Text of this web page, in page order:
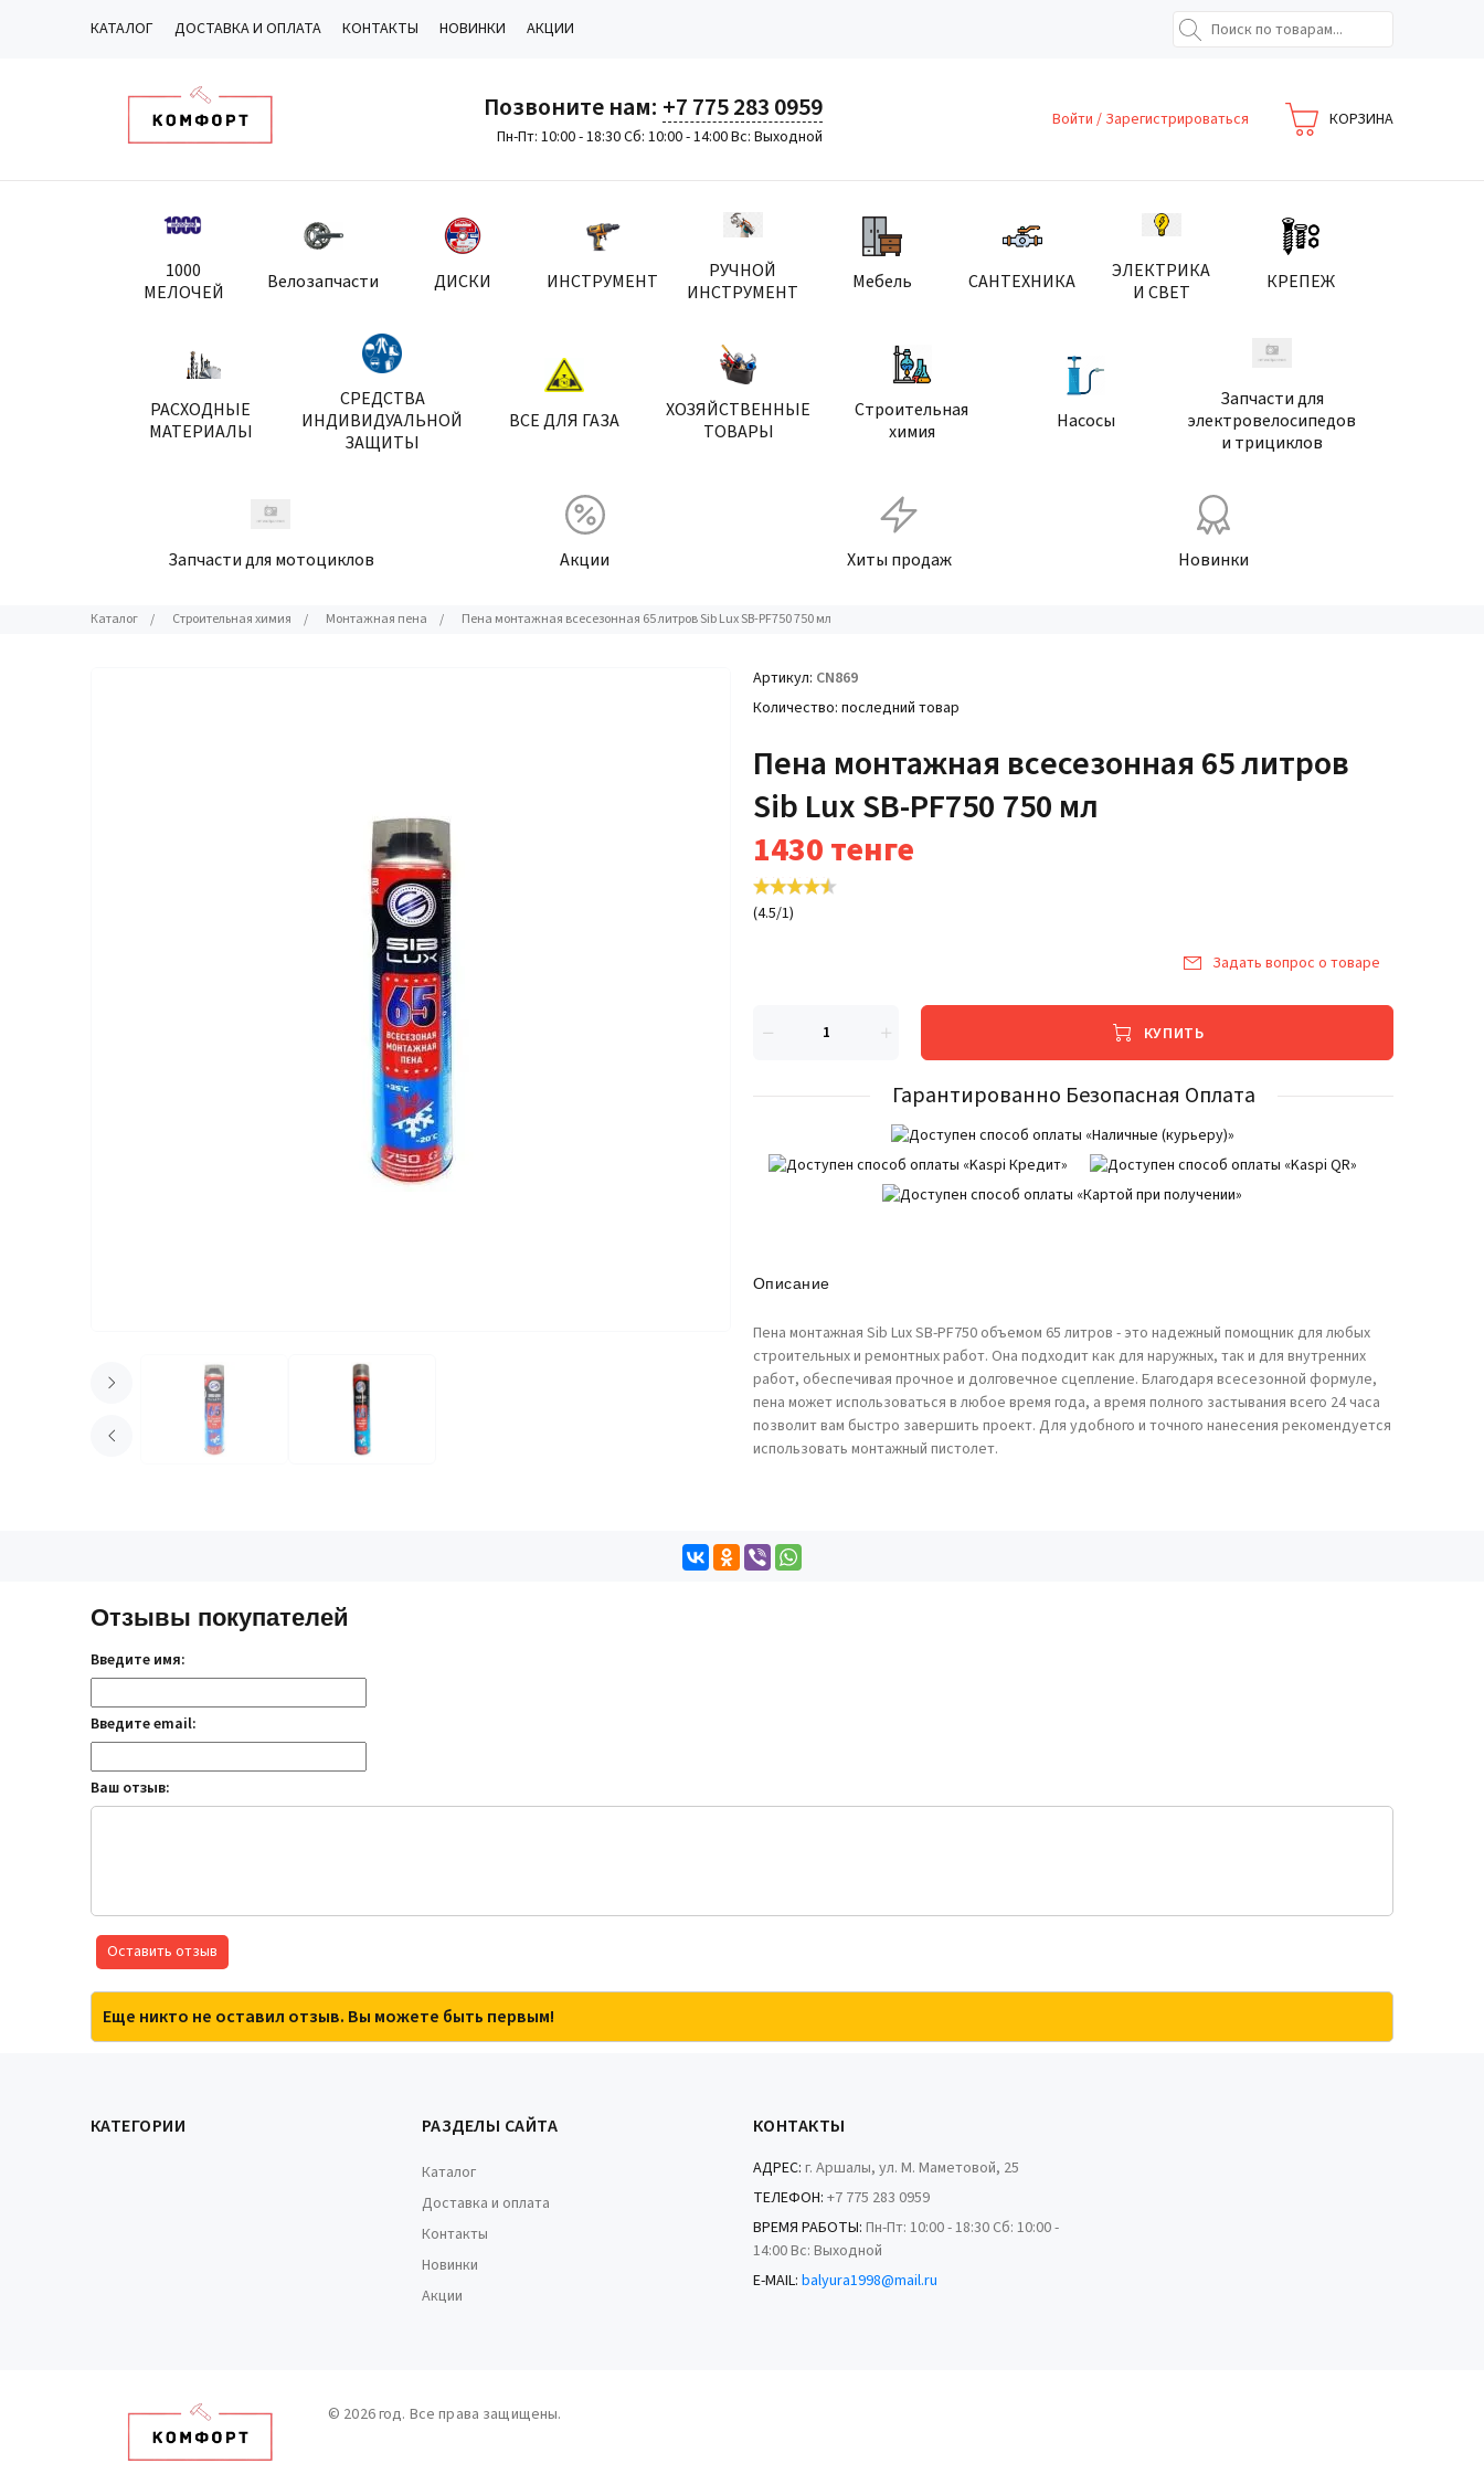
КАТАЛОГ ДОСТАВКА И ОПЛАТА КОНТАКТЫ НОВИНКИ АКЦИИ
Позвоните нам: +7 775 283 0959
Пн-Пт: 10:00 - 18:30 Сб: 10:00 - 14:00 Вс: Выходной
Войти / Зарегистрироваться КОРЗИНА
1000
МЕЛОЧЕЙ
Велозапчасти ДИСКИ ИНСТРУМЕНТ
РУЧНОЙ
ИНСТРУМЕНТ
Мебель САНТЕХНИКА
ЭЛЕКТРИКА
И СВЕТ
КРЕПЕЖ
РАСХОДНЫЕ
МАТЕРИАЛЫ
СРЕДСТВА
ИНДИВИДУАЛЬНОЙ
ЗАЩИТЫ
ВСЕ ДЛЯ ГАЗА
ХОЗЯЙСТВЕННЫЕ
ТОВАРЫ
Строительная
химия
Насосы
Запчасти для
электровелосипедов
и трициклов
Запчасти для мотоциклов Акции Хиты продаж Новинки
Каталог / Строительная химия / Монтажная пена / Пена монтажная всесезонная 65 литров Sib Lux SB-PF750 750 мл
Артикул CN869
Количество последний товар
Пена монтажная всесезонная 65 литров
Sib Lux SB-PF750 750 мл
1430тенге
(4.5/1)
Задать вопрос о товаре
КУПИТЬ
Гарантированно Безопасная Оплата
Описание
Пена монтажная Sib Lux SB-PF750 объемом 65 литров - это надежный помощник для любых
строительных и ремонтных работ. Она подходит как для наружных, так и для внутренних
работ, обеспечивая прочное и долговечное сцепление. Благодаря всесезонной формуле,
пена может использоваться в любое время года, а время полного застывания всего 24 часа
позволит вам быстро завершить проект. Для удобного и точного нанесения рекомендуется
использовать монтажный пистолет.
Отзывы покупателей
Введите имя:
Введите email:
Ваш отзыв:
Оставить отзыв
Еще никто не оставил отзыв. Вы можете быть первым!
КАТЕГОРИИ РАЗДЕЛЫ САЙТА
Каталог
Доставка и оплата
Контакты
Новинки
Акции
КОНТАКТЫ
АДРЕС: г. Аршалы, ул. М. Маметовой, 25
ТЕЛЕФОН: +7 775 283 0959
ВРЕМЯ РАБОТЫ: Пн-Пт: 10:00 - 18:30 Сб: 10:00 -
14:00 Вс: Выходной
E-MAIL: balyura1998@mail.ru
© 2026 год. Все права защищены.